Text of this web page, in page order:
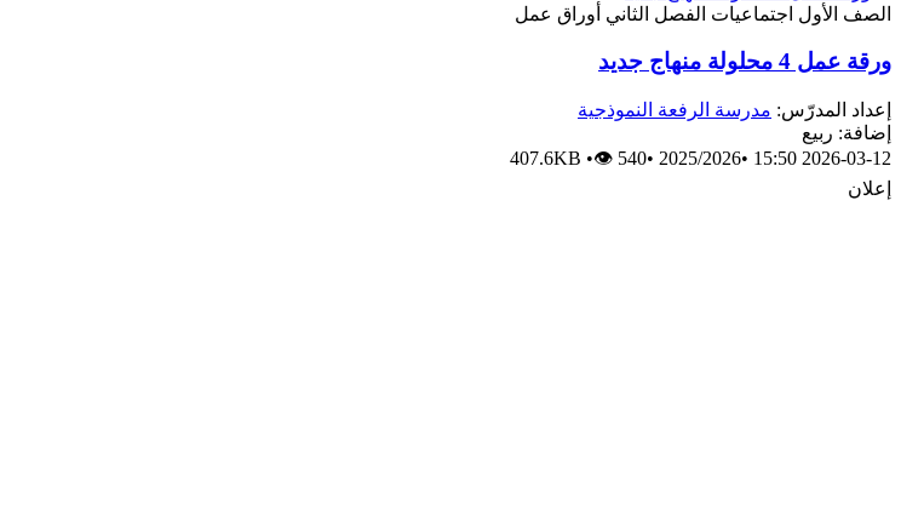
الصف الأول اجتماعيات الفصل الثاني أوراق عمل
ورقة عمل 4 محلولة منهاج جديد
إعداد المدرّس: مدرسة الرفعة النموذجية
إضافة: ربيع
2026-03-12 15:50
•
2025/2026
•
407.6KB •👁 540
إعلان